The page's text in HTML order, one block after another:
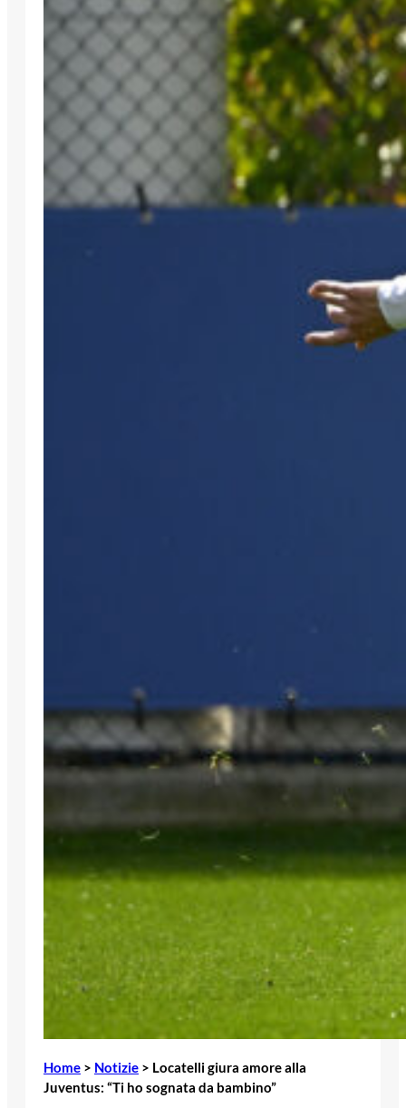
Home > Notizie > Locatelli giura amore alla
Juventus: “Ti ho sognata da bambino”